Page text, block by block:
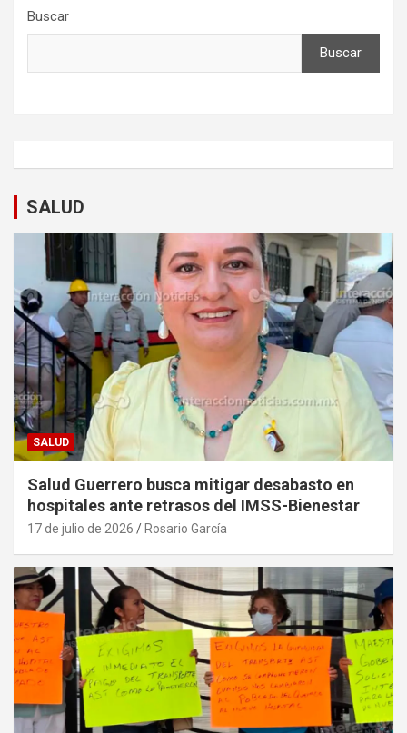
Buscar
Buscar
SALUD
SALUD
Salud Guerrero busca mitigar desabasto en
hospitales ante retrasos del IMSS-Bienestar
17 de julio de 2026 Rosario García